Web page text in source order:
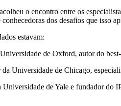
o encontro entre os
dos desafios que isso
estavam:
de Oxford, autor do
Universidade de Chicago,
de Yale e fundador do